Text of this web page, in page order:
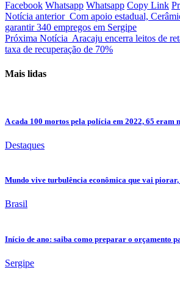
Facebook Whatsapp Whatsapp Copy Link
Notícia anterior Com apoio estadual,
garantir 340 empregos em Sergipe
Próxima Notícia Aracaju encerra leitos de
taxa de recuperação de 70%
Mais lidas
A cada 100 mortos pela polícia em 2022, 65 eram
Destaques
Mundo vive turbulência econômica que vai
Brasil
Início de ano: saiba como preparar o orçamento
Sergipe